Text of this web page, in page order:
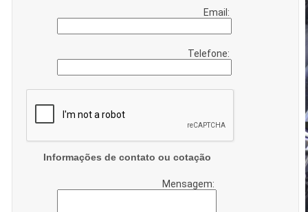
Email:
Telefone:
Informações de contato ou cotação
Mensagem: